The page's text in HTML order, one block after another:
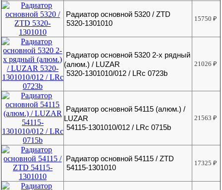
Радиатор основной 5320 / ZTD
5320-1301010
15750₽
Радиатор основной 5320 2-х рядный
(алюм.) / LUZAR
5320-1301010/012 / LRc 0723b
21026₽
Радиатор основной 54115 (алюм.) /
LUZAR
54115-1301010/012 / LRc 0715b
21563₽
Радиатор основной 54115 / ZTD
54115-1301010
17325₽